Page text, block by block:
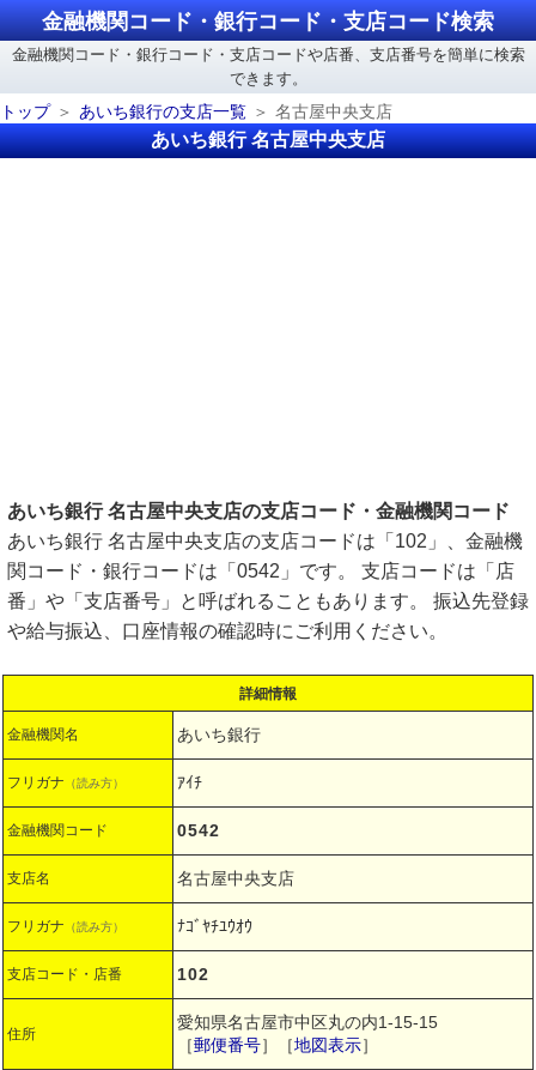
金融機関コード・銀行コード・支店コード検索
金融機関コード・銀行コード・支店コードや店番、支店番号を簡単に検索
できます。
トップ
あいち銀行の支店一覧 名古屋中央支店
あいち銀行 名古屋中央支店
あいち銀行 名古屋中央支店の支店コード・金融機関コード
あいち銀行 名古屋中央支店の支店コードは「102」、金融機
関コード・銀行コードは「0542」です。 支店コードは「店
番」や「支店番号」と呼ばれることもあります。 振込先登録
や給与振込、口座情報の確認時にご利用ください。
詳細情報
金融機関名 あいち銀行
フリガナ （読み方） ｱｲﾁ
金融機関コード 0542
支店名 名古屋中央支店
フリガナ （読み方） ﾅｺﾞﾔﾁﾕｳｵｳ
支店コード・店番 102
住所
愛知県名古屋市中区丸の内1-15-15
［郵便番号］［地図表示］